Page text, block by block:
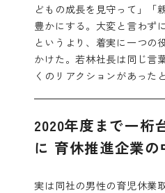
どもの成長を見守って」「
豊かにする。大変と言わず
というより、着実に一つの
かけた。若林社長は同じ言
くのリアクションがあった
2020年度まで一桁
に 育休推進企業
実は同社の男性の育児休業